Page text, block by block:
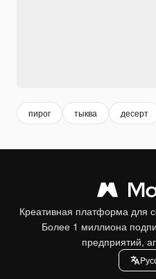
пирог тыква десерт
Креативная платформа для
Более 1 миллиона
предприятий,